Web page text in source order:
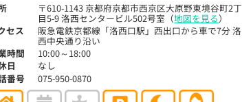
〒610-1143 京都府京都市西京区大原野東境谷町2丁
目5-9 洛西センタービル502号室（地図を見る）
セス
阪急電鉄京都線「洛西口駅」西出口から車で7分 洛
西中央通り沿い
時間
10:00～18:00
日
なし
番号
075-950-0870